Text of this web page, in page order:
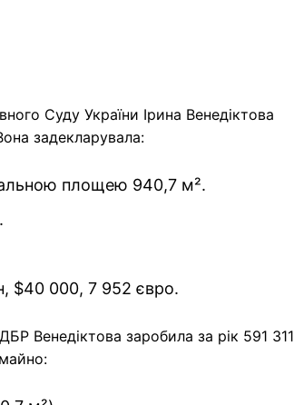
Суду України Ірина Венедіктова
задекларувала:
площею 940,7 м².
$40 000, 7 952 євро.
Венедіктова заробила за рік 591 311